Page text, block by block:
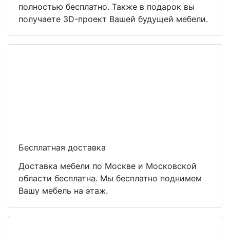
полностью бесплатно. Также в подарок вы
получаете 3D-проект Вашей будущей мебели.
Бесплатная доставка
Доставка мебели по Москве и Московской
области бесплатна. Мы бесплатно поднимем
Вашу мебель на этаж.